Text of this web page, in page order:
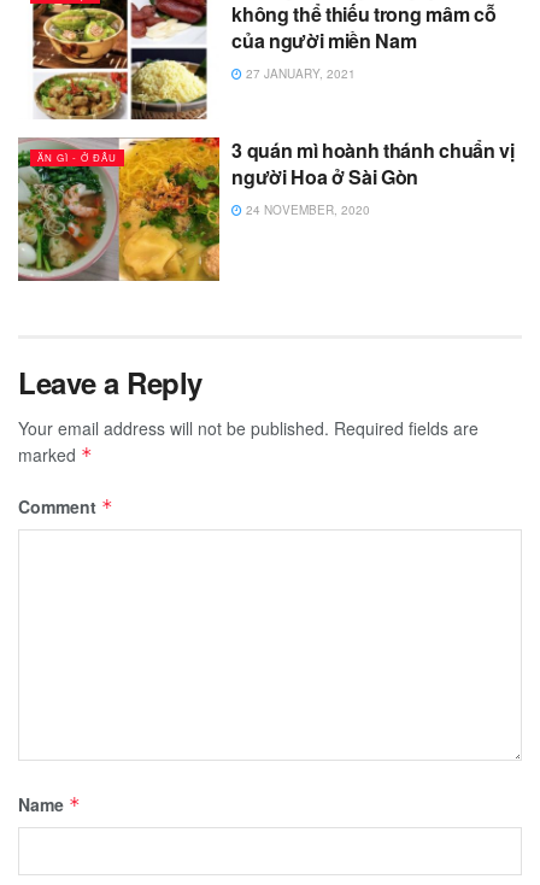
không thể thiếu trong mâm cỗ
của người miền Nam
27 JANUARY, 2021
ĂN GÌ - Ở ĐÂU
3 quán mì hoành thánh chuẩn vị
người Hoa ở Sài Gòn
24 NOVEMBER, 2020
Leave a Reply
Your email address will not be published. Required fields are
marked *
Comment *
Name *